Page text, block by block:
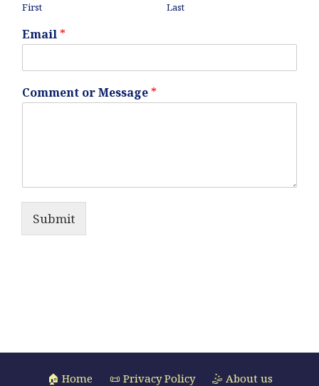
First Last
Email *
Comment or Message *
Submit
🏠 Home 📜 Privacy Policy
🤹 About us